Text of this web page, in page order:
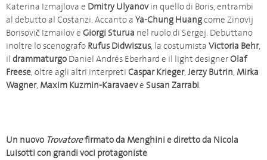
Katerina Izmajlova e Dmitry Ulyanovin quello di Boris, entrambi
al debutto al Costanzi. Accanto a Ya-Chung Huangcome Zinovij
Borisovič Izmailov e Giorgi Sturua nel ruolo di Sergej. Debuttano
inoltre lo scenografo Rufus Didwiszus, la costumista Victoria Behr,
il drammaturgo Daniel Andrés Eberhard e il light designerOlaf
Freese, oltre agli altri interpreti Caspar Krieger, Jerzy Butrin, Mirka
Wagner, Maxim Kuzmin-Karavaeve Susan Zarrabi.
Un nuovo Trovatorefirmato da Menghini e diretto da Nicola
Luisotti con grandi voci protagoniste